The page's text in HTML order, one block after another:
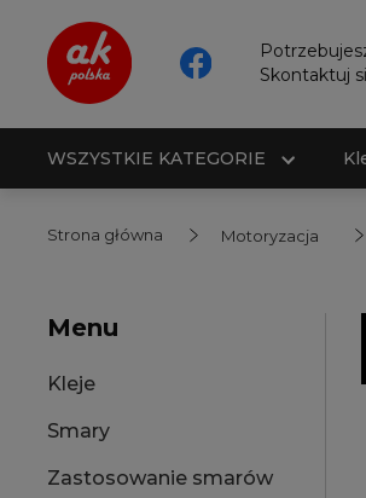
Skontaktuj
WSZYSTKIE KATEGORIE
Strona główna Motoryzacja
Menu
Kleje
Smary
Zastosowanie smarów